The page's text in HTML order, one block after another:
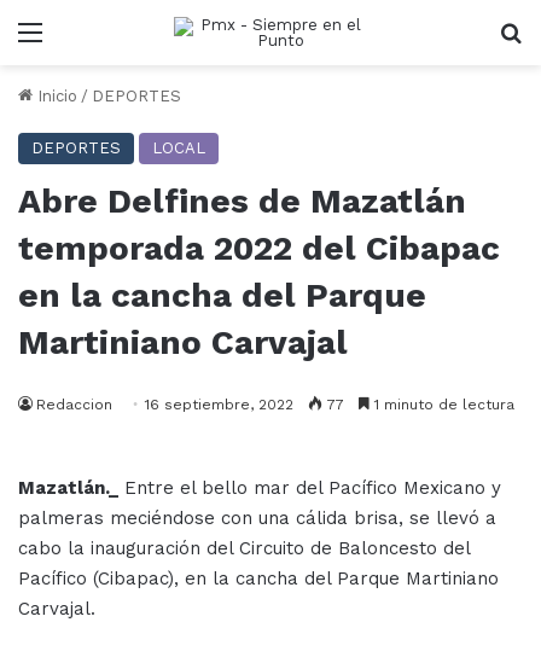
Menu
Inicio / DEPORTES
DEPORTES LOCAL
Abre Delfines de Mazatlán
temporada 2022 del Cibapac
en la cancha del Parque
Martiniano Carvajal
Redaccion 16 septiembre, 2022 77 1 minuto de lectura
Mazatlán._
Entre el bello mar del Pacífico Mexicano y
palmeras meciéndose con una cálida brisa, se llevó a
cabo la inauguración del Circuito de Baloncesto del
Pacífico (Cibapac), en la cancha del Parque Martiniano
Carvajal.